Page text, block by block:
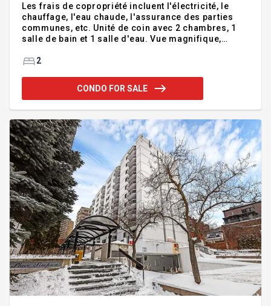
Les frais de copropriété incluent l'électricité, le
chauffage, l'eau chaude, l'assurance des parties
communes, etc. Unité de coin avec 2 chambres, 1
salle de bain et 1 salle d'eau. Vue magnifique,
service de sécurité 24h/24, piscine intérieure,
pied de l'Université Concordia, du métro Guy-
Concordia, du CLSC, de l'Hôpital général de
Addendum:Les frais de copropriété comprennent:
l'eau chaude, le chau
2
CONDO FOR SALE